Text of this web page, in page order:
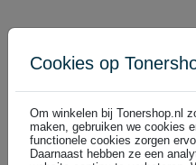
DIRECT
Cookies op
Om winkelen bij Tonershop.nl
maken, gebruiken we cookies
functionele cookies zorgen
Daarnaast hebben ze een